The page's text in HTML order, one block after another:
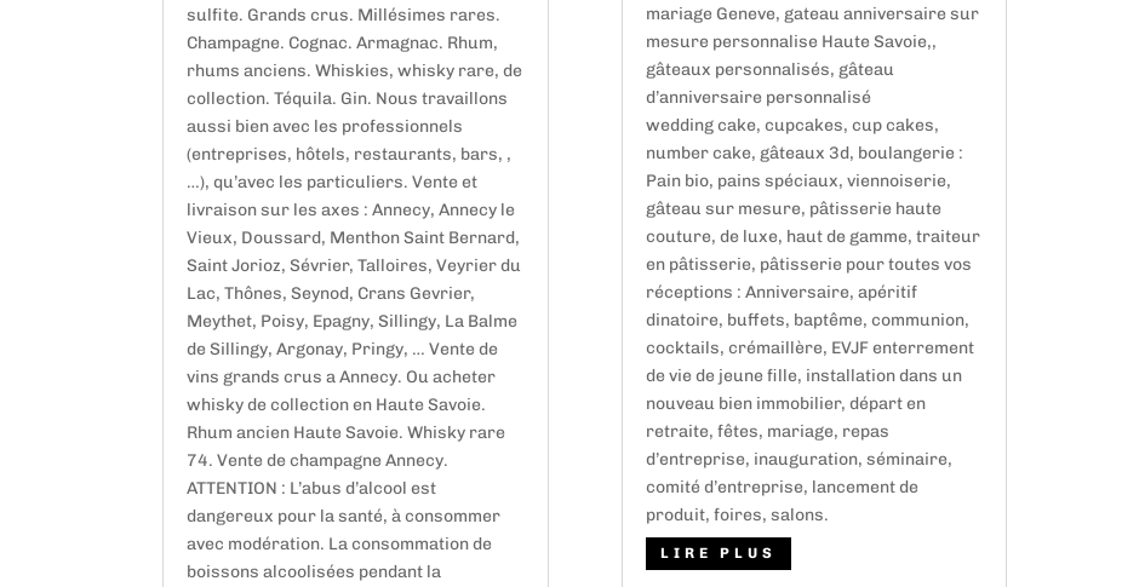
sulfite. Grands crus. Millésimes rares.
Champagne. Cognac. Armagnac. Rhum,
rhums anciens. Whiskies, whisky rare, de
collection. Téquila. Gin. Nous travaillons
aussi bien avec les professionnels
(entreprises, hôtels, restaurants, bars, ,
…), qu’avec les particuliers. Vente et
livraison sur les axes : Annecy, Annecy le
Vieux, Doussard, Menthon Saint Bernard,
Saint Jorioz, Sévrier, Talloires, Veyrier du
Lac, Thônes, Seynod, Crans Gevrier,
Meythet, Poisy, Epagny, Sillingy, La Balme
de Sillingy, Argonay, Pringy, … Vente de
vins grands crus a Annecy. Ou acheter
whisky de collection en Haute Savoie.
Rhum ancien Haute Savoie. Whisky rare
74. Vente de champagne Annecy.
ATTENTION : L’abus d’alcool est
dangereux pour la santé, à consommer
avec modération. La consommation de
boissons alcoolisées pendant la
mariage Geneve, gateau anniversaire sur
mesure personnalise Haute Savoie,,
gâteaux personnalisés, gâteau
d’anniversaire personnalisé
wedding cake, cupcakes, cup cakes,
number cake, gâteaux 3d, boulangerie :
Pain bio, pains spéciaux, viennoiserie,
gâteau sur mesure, pâtisserie haute
couture, de luxe, haut de gamme, traiteur
en pâtisserie, pâtisserie pour toutes vos
réceptions : Anniversaire, apéritif
dinatoire, buffets, baptême, communion,
cocktails, crémaillère, EVJF enterrement
de vie de jeune fille, installation dans un
nouveau bien immobilier, départ en
retraite, fêtes, mariage, repas
d’entreprise, inauguration, séminaire,
comité d’entreprise, lancement de
produit, foires, salons.
LIRE PLUS